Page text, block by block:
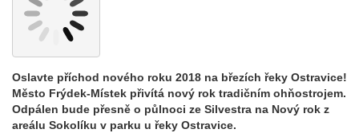
Oslavte příchod nového roku 2018 na březích řeky Ostravice!
Město Frýdek-Místek přivítá nový rok tradičním ohňostrojem.
Odpálen bude přesně o půlnoci ze Silvestra na Nový rok z
areálu Sokolíku v parku u řeky Ostravice.